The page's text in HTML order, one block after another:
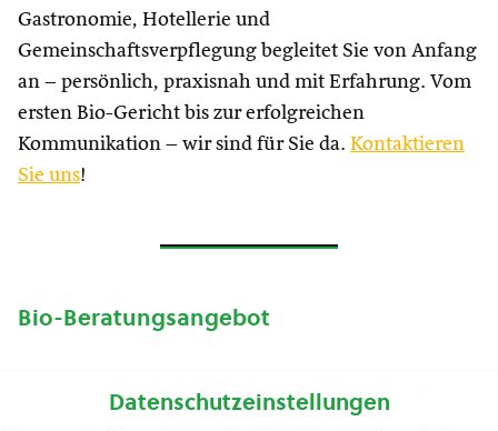
Gastronomie, Hotellerie und
Gemeinschaftsverpflegung begleitet Sie von Anfang
an – persönlich, praxisnah und mit Erfahrung. Vom
ersten Bio-Gericht bis zur erfolgreichen
Kommunikation – wir sind für Sie da. Kontaktieren
Sie uns!
Bio-Beratungsangebot
Datenschutzeinstellungen